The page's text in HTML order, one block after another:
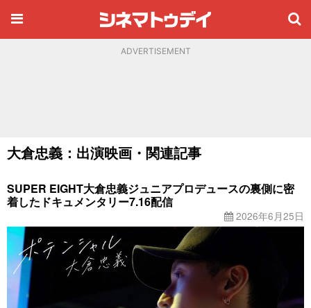
ADVERTISEMENT
大倉忠義：出演映画・関連記事
SUPER EIGHT大倉忠義ジュニアプロデュースの裏側に密
着したドキュメンタリー7.16配信
2026年6月25日